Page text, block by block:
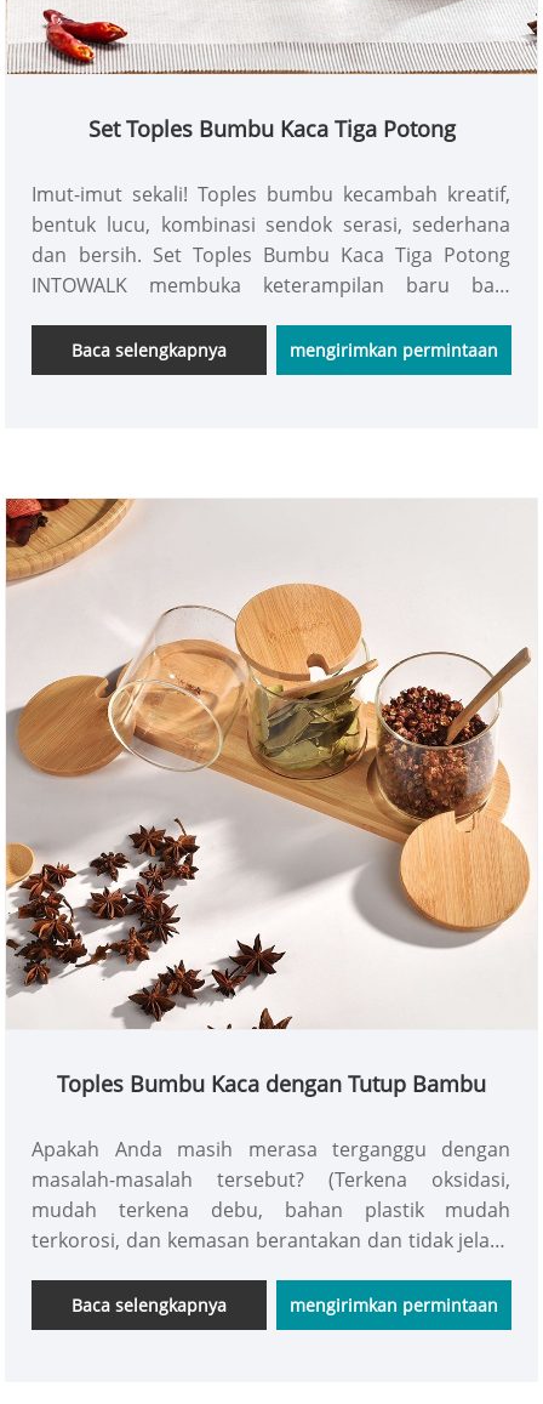
Set Toples Bumbu Kaca Tiga Potong
Imut-imut sekali! Toples bumbu kecambah kreatif,
bentuk lucu, kombinasi sendok serasi, sederhana
dan bersih. Set Toples Bumbu Kaca Tiga Potong
INTOWALK membuka keterampilan baru bagi
khusus untuk mengontrol dosis secara akurat dan
menghilangkan kekhawatiran.
Baca selengkapnya mengirimkan permintaan
Toples Bumbu Kaca dengan Tutup Bambu
Apakah Anda masih merasa terganggu dengan
masalah-masalah tersebut? (Terkena oksidasi,
mudah terkena debu, bahan plastik mudah
terkorosi, dan kemasan berantakan dan tidak jelas).
khusus dengan Tutup Bambu, bahan sehat, kaca
bebas timah, kayu bambu alami, detail berkualitas.
Baca selengkapnya mengirimkan permintaan